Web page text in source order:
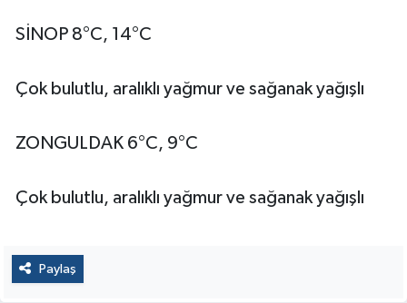
SİNOP 8°C, 14°C
Çok bulutlu, aralıklı yağmur ve sağanak yağışlı
ZONGULDAK 6°C, 9°C
Çok bulutlu, aralıklı yağmur ve sağanak yağışlı
Paylaş